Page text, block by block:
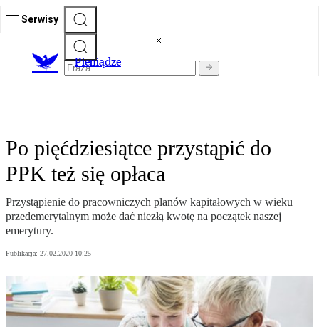
Serwisy
Pieniądze
Po pięćdziesiątce przystąpić do
PPK też się opłaca
Przystąpienie do pracowniczych planów kapitałowych w wieku
przedemerytalnym może dać niezłą kwotę na początek naszej
emerytury.
Publikacja: 27.02.2020 10:25